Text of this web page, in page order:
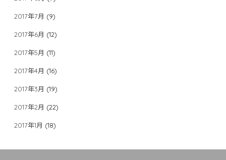
2017年7月 (9)
2017年6月 (12)
2017年5月 (11)
2017年4月 (16)
2017年3月 (19)
2017年2月 (22)
2017年1月 (18)